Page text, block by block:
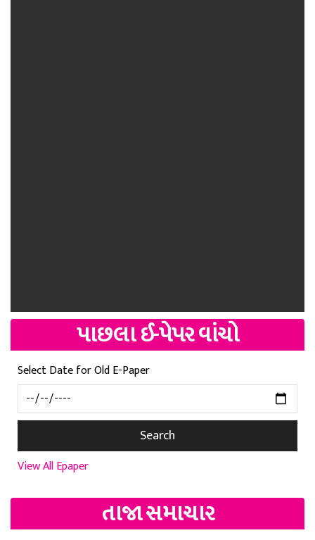
પાછલા ઈ-પેપર વાંચો
Select Date for Old E-Paper
Search
View All Epaper
તાજા સમાચાર